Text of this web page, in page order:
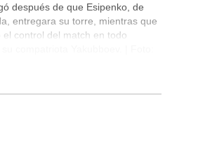
después de que Esipenko, de
entregara su torre, mientras que
el control del match en todo